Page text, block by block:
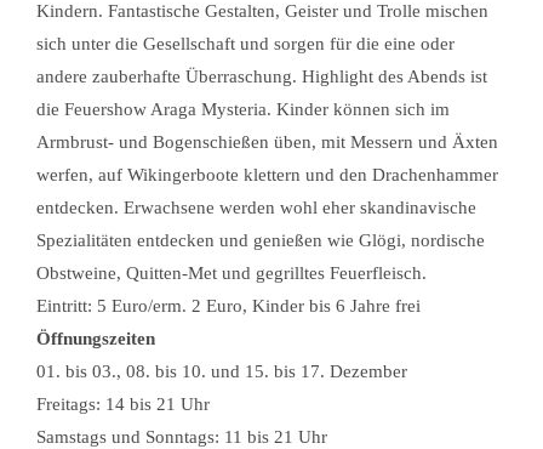
Kindern. Fantastische Gestalten, Geister und Trolle mischen
sich unter die Gesellschaft und sorgen für die eine oder
andere zauberhafte Überraschung. Highlight des Abends ist
die Feuershow Araga Mysteria. Kinder können sich im
Armbrust- und Bogenschießen üben, mit Messern und Äxten
werfen, auf Wikingerboote klettern und den Drachenhammer
entdecken. Erwachsene werden wohl eher skandinavische
Spezialitäten entdecken und genießen wie Glögi, nordische
Obstweine, Quitten-Met und gegrilltes Feuerfleisch.
Eintritt: 5 Euro/erm. 2 Euro, Kinder bis 6 Jahre frei
Öffnungszeiten
01. bis 03., 08. bis 10. und 15. bis 17. Dezember
Freitags: 14 bis 21 Uhr
Samstags und Sonntags: 11 bis 21 Uhr